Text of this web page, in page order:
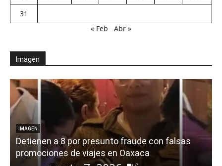
31
« Feb
Abr »
Imagen
IMAGEN
Detienen a 8 por presunto fraude con falsas
promociones de viajes en Oaxaca